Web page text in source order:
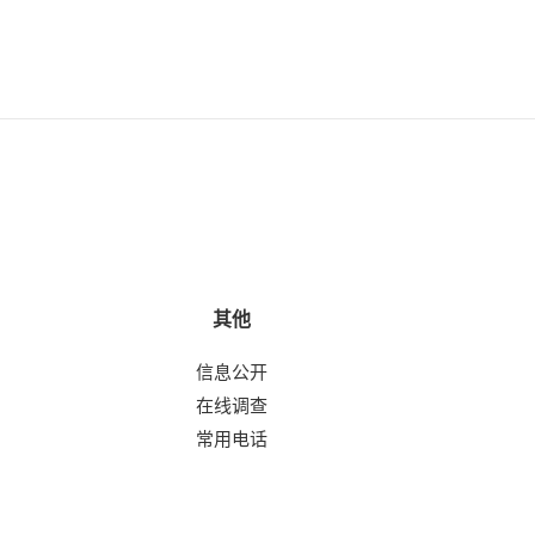
其他
信息公开
在线调查
常用电话